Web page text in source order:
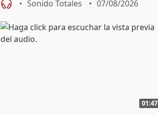
Sonido Totales 07/08/2026
01:47